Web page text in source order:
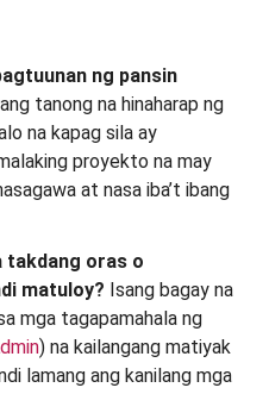
ng pansin
tanong na hinaharap ng
na kapag sila ay
proyekto na may
at nasa iba’t ibang
takdang oras o
matuloy? Isang bagay na
mga tagapamahala ng
) na kailangang matiyak
lamang ang kanilang mga